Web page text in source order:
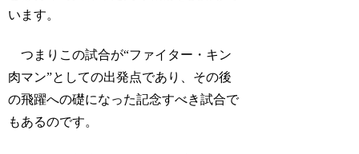
います。
つまりこの試合が“ファイター・キン
肉マン”としての出発点であり、その後
の飛躍への礎になった記念すべき試合で
もあるのです。